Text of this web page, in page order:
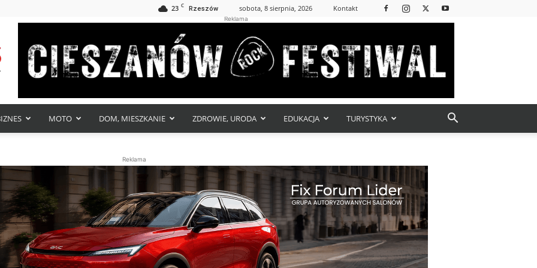
23 C Rzeszów sobota, 8 sierpnia, 2026 Kontakt
Reklama
MOTO DOM, MIESZKANIE ZDROWIE, URODA EDUKACJA TURYSTYKA
Reklama